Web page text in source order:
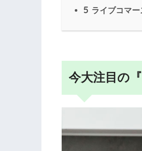
5 ライブコマ
今大注目の